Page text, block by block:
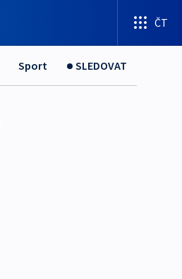
ČT
Sport SLEDOVAT